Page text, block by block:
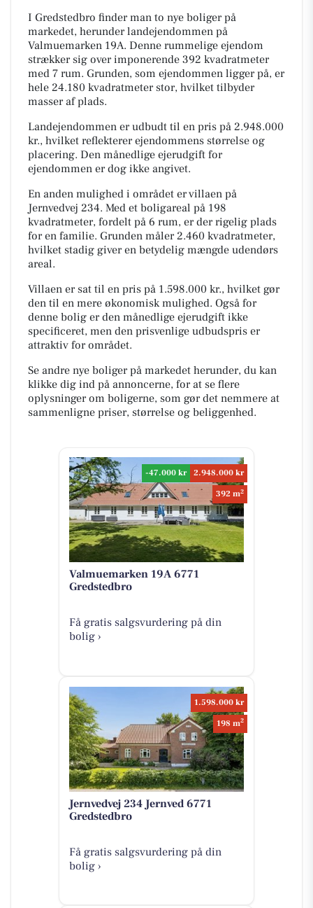
I Gredstedbro finder man to nye boliger på
markedet, herunder landejendommen på
Valmuemarken 19A. Denne rummelige ejendom
strækker sig over imponerende 392 kvadratmeter
med 7 rum. Grunden, som ejendommen ligger på, er
hele 24.180 kvadratmeter stor, hvilket tilbyder
masser af plads.
Landejendommen er udbudt til en pris på 2.948.000
kr., hvilket reflekterer ejendommens størrelse og
placering. Den månedlige ejerudgift for
ejendommen er dog ikke angivet.
En anden mulighed i området er villaen på
Jernvedvej 234. Med et boligareal på 198
kvadratmeter, fordelt på 6 rum, er der rigelig plads
for en familie. Grunden måler 2.460 kvadratmeter,
hvilket stadig giver en betydelig mængde udendørs
areal.
Villaen er sat til en pris på 1.598.000 kr., hvilket gør
den til en mere økonomisk mulighed. Også for
denne bolig er den månedlige ejerudgift ikke
specificeret, men den prisvenlige udbudspris er
attraktiv for området.
Se andre nye boliger på markedet herunder, du kan
klikke dig ind på annoncerne, for at se flere
oplysninger om boligerne, som gør det nemmere at
sammenligne priser, størrelse og beliggenhed.
-47.000 kr
2.948.000 kr
392 m2
Valmuemarken 19A 6771
Gredstedbro
Få gratis salgsvurdering på din
bolig ›
1.598.000 kr
198 m2
Jernvedvej 234 Jernved 6771
Gredstedbro
Få gratis salgsvurdering på din
bolig ›